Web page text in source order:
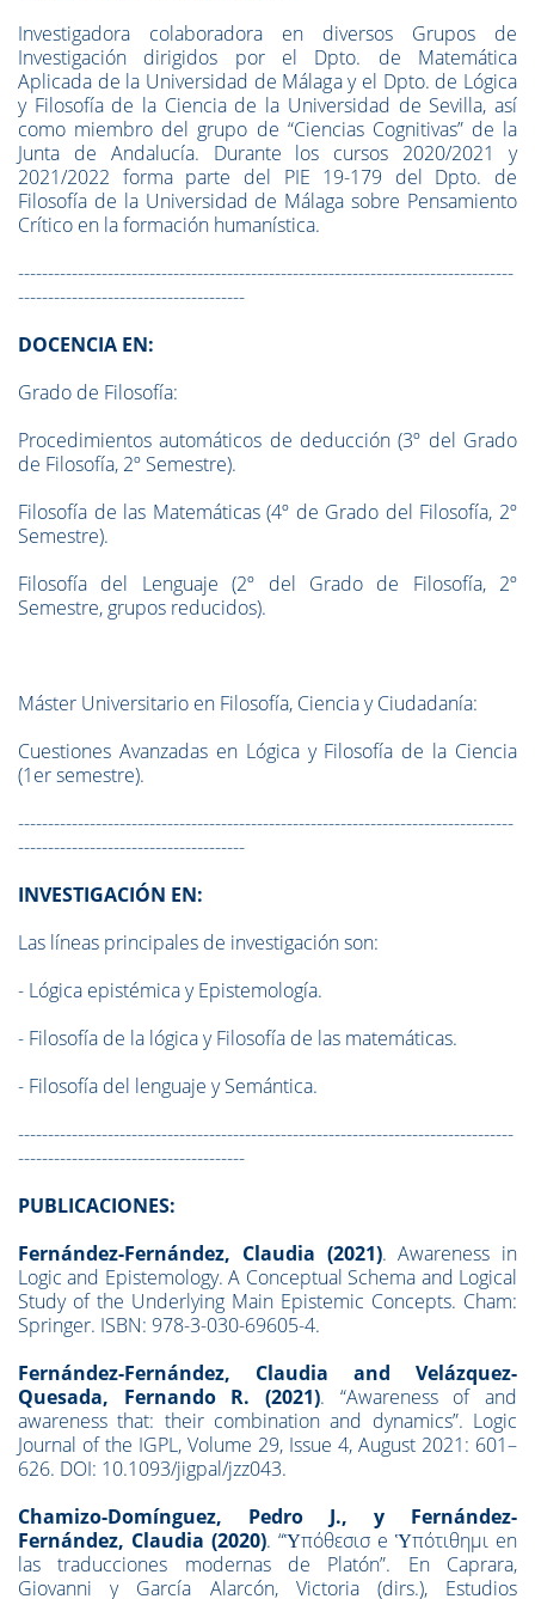
Investigadora colaboradora en diversos Grupos de
Investigación dirigidos por el Dpto. de Matemática
Aplicada de la Universidad de Málaga y el Dpto. de Lógica
y Filosofía de la Ciencia de la Universidad de Sevilla, así
como miembro del grupo de “Ciencias Cognitivas” de la
Junta de Andalucía. Durante los cursos 2020/2021 y
2021/2022 forma parte del PIE 19-179 del Dpto. de
Filosofía de la Universidad de Málaga sobre Pensamiento
Crítico en la formación humanística.
-----------------------------------------------------------------------------------
--------------------------------------
DOCENCIA EN:
Grado de Filosofía:
Procedimientos automáticos de deducción (3º del Grado
de Filosofía, 2º Semestre).
Filosofía de las Matemáticas (4º de Grado del Filosofía, 2º
Semestre).
Filosofía del Lenguaje (2º del Grado de Filosofía, 2º
Semestre, grupos reducidos).
Máster Universitario en Filosofía, Ciencia y Ciudadanía:
Cuestiones Avanzadas en Lógica y Filosofía de la Ciencia
(1er semestre).
-----------------------------------------------------------------------------------
--------------------------------------
INVESTIGACIÓN EN:
Las líneas principales de investigación son:
- Lógica epistémica y Epistemología.
- Filosofía de la lógica y Filosofía de las matemáticas.
- Filosofía del lenguaje y Semántica.
-----------------------------------------------------------------------------------
--------------------------------------
PUBLICACIONES:
Fernández-Fernández, Claudia (2021). Awareness in
Logic and Epistemology. A Conceptual Schema and Logical
Study of the Underlying Main Epistemic Concepts. Cham:
Springer. ISBN: 978-3-030-69605-4.
Fernández-Fernández, Claudia and Velázquez-
Quesada, Fernando R. (2021). “Awareness of and
awareness that: their combination and dynamics”. Logic
Journal of the IGPL, Volume 29, Issue 4, August 2021: 601–
626. DOI: 10.1093/jigpal/jzz043.
Chamizo-Domínguez, Pedro J., y Fernández-
Fernández, Claudia (2020). “Ὑπόθεσισ e Ὑπότιθημι en
las traducciones modernas de Platón”. En Caprara,
Giovanni y García Alarcón, Victoria (dirs.), Estudios